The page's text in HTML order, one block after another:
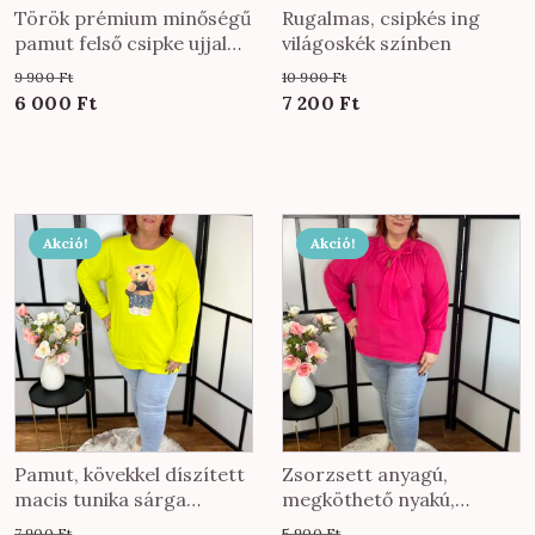
Török prémium minőségű
pamut felső csipke ujjal
pink színben
9 900Ft
Original
900 Ft.
6 000 FtCurrent
000 Ft.
Rugalmas, csipkés ing
világoskék színben
10 900Ft
Original
900 Ft.
7 200 FtCurrent
200 Ft.
Akció!
Pamut, kövekkel díszített
macis tunika sárga
színben
Akció!
Zsorzsett anyagú,
megköthető nyakú,
egyenes fazonú felső pink